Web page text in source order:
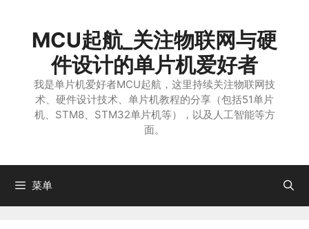
MCU起航_关注物联网与硬
件设计的单片机爱好者
我是单片机爱好者MCU起航，这里持续关注物联网技
术、硬件设计技术、单片机教程的分享（包括51单片
机、STM8、STM32单片机等），以及人工智能等方
面。
菜单